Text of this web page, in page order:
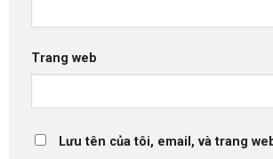
Trang web
Lưu tên của tôi, email, và trang